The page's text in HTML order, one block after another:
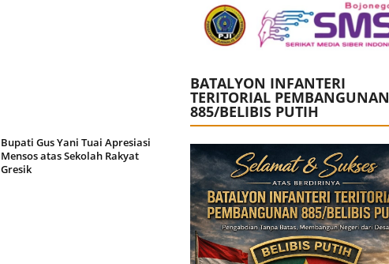
Bupati Gus Yani Tuai Apresiasi
Mensos atas Sekolah Rakyat
Gresik
BATALYON INFANTERI
TERITORIAL PEMBANGUNAN
885/BELIBIS PUTIH